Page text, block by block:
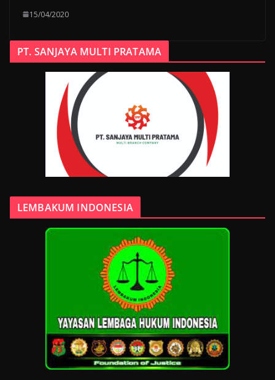
15/04/2020
PT. SANJAYA MULTI PRATAMA
LEMBAKUM INDONESIA